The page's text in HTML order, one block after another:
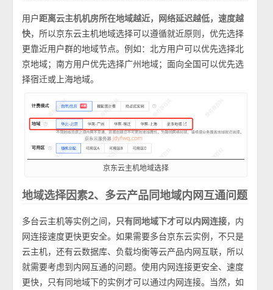
用户距离云主机机房所在地域越近，网络延迟越低，速度越
快，所以京东云主机地域选择可以遵循就近原则，优先选择
更靠近用户群的地域节点。例如：北方用户可以优先选择北
京地域；南方用户优先选择广州地域；面向全国可以优先选
择宿迁或上海地域。
京东云主机地域选择
地域选择因素2、多云产品同地域内网互通问题
多台云主机等实例之间， 只有同地域下才可以内网连接，内
网连接速度更快更安全。如果需要多台京东云实例，不只是
云主机，还有云数据库、负载均衡等云产品内网互联，所以
就需要考虑到内网互通的问题。使用内网连接更安全、速度
更快，只有同地域下的实例才可以通过内网连接。当然，如